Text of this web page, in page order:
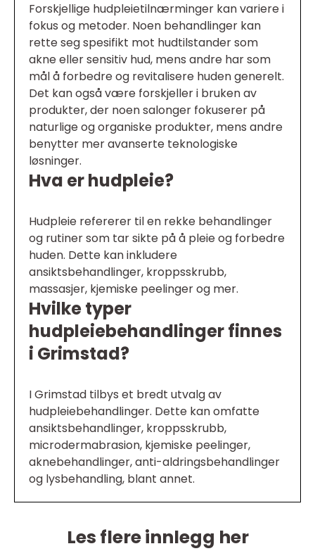
Forskjellige hudpleietilnærminger kan variere i
fokus og metoder. Noen behandlinger kan
rette seg spesifikt mot hudtilstander som
akne eller sensitiv hud, mens andre har som
mål å forbedre og revitalisere huden generelt.
Det kan også være forskjeller i bruken av
produkter, der noen salonger fokuserer på
naturlige og organiske produkter, mens andre
benytter mer avanserte teknologiske
løsninger.
Hva er hudpleie?
Hudpleie refererer til en rekke behandlinger
og rutiner som tar sikte på å pleie og forbedre
huden. Dette kan inkludere
ansiktsbehandlinger, kroppsskrubb,
massasjer, kjemiske peelinger og mer.
Hvilke typer
hudpleiebehandlinger finnes
i Grimstad?
I Grimstad tilbys et bredt utvalg av
hudpleiebehandlinger. Dette kan omfatte
ansiktsbehandlinger, kroppsskrubb,
microdermabrasion, kjemiske peelinger,
aknebehandlinger, anti-aldringsbehandlinger
og lysbehandling, blant annet.
Les flere innlegg her